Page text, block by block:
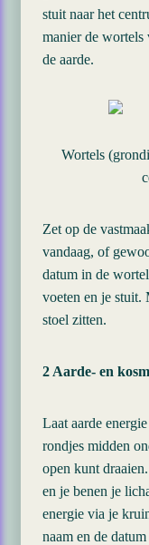
stuit naar het
manier de wortels
de aarde.
Wortels
Zet op de
vandaag, of
datum in de
voeten en je stuit.
stoel zitten.
2 Aarde- en
Laat aarde
rondjes midden
open kunt
en je benen je
energie via je
naam en de